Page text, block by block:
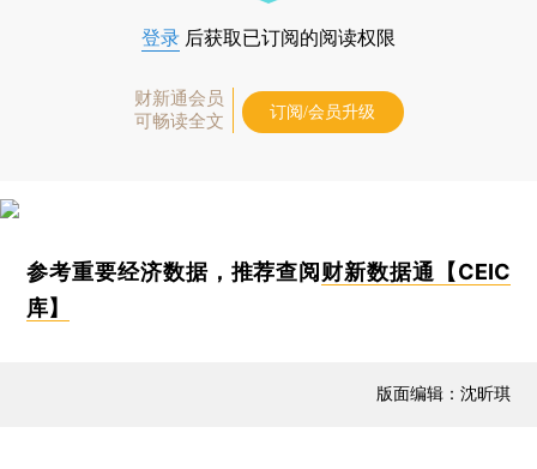
登录 后获取已订阅的阅读权限
财新通会员
可畅读全文
订阅/会员升级
参考重要经济数据，推荐查阅 财新数据通【CEIC
库】
版面编辑：沈昕琪